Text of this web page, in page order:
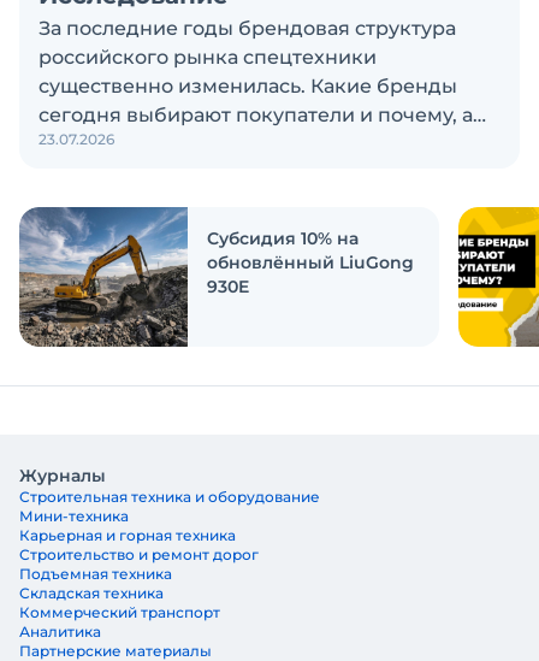
За последние годы брендовая структура
российского рынка спецтехники
существенно изменилась. Какие бренды
сегодня выбирают покупатели и почему, а
также кого считают лидерами рынка?
ответить на эти вопросы
23.07.2026
Субсидия 10% на
обновлённый LiuGong
930E
Журналы
Строительная техника и оборудование
Мини-техника
Карьерная и горная техника
Строительство и ремонт дорог
Подъемная техника
Складская техника
Коммерческий транспорт
Аналитика
Партнерские материалы